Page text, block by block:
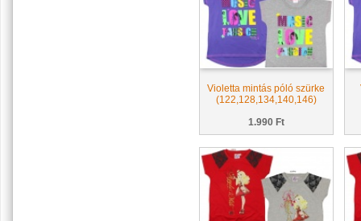
Violetta mintás póló szürke
(122,128,134,140,146)
1.990 Ft